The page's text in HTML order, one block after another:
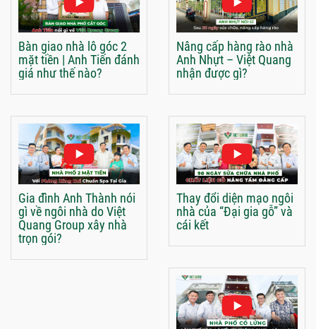
Bàn giao nhà lô góc 2
mặt tiền | Anh Tiến đánh
giá như thế nào?
Nâng cấp hàng rào nhà
Anh Nhựt – Việt Quang
nhận được gì?
Gia đình Anh Thành nói
gì về ngôi nhà do Việt
Quang Group xây nhà
trọn gói?
Thay đổi diện mạo ngôi
nhà của “Đại gia gỗ” và
cái kết